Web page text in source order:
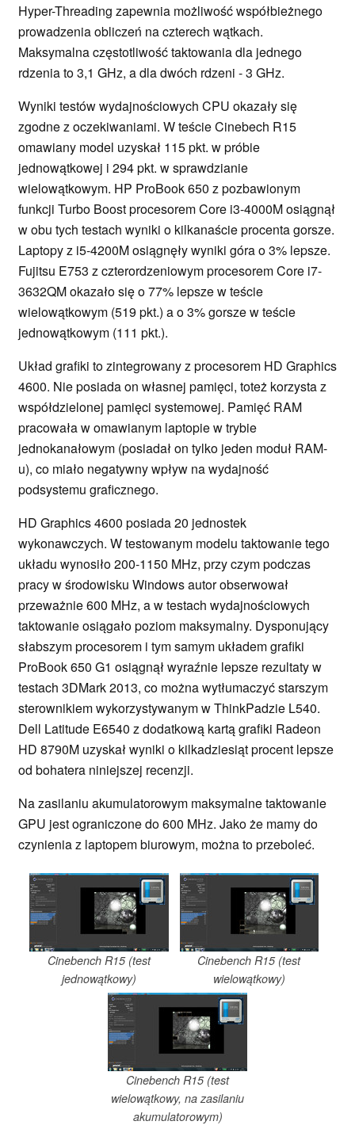
Hyper-Threading zapewnia możliwość współbieżnego
prowadzenia obliczeń na czterech wątkach.
Maksymalna częstotliwość taktowania dla jednego
rdzenia to 3,1 GHz, a dla dwóch rdzeni - 3 GHz.
Wyniki testów wydajnościowych CPU okazały się
zgodne z oczekiwaniami. W teście Cinebech R15
omawiany model uzyskał 115 pkt. w próbie
jednowątkowej i 294 pkt. w sprawdzianie
wielowątkowym. HP ProBook 650 z pozbawionym
funkcji Turbo Boost procesorem Core i3-4000M osiągnął
w obu tych testach wyniki o kilkanaście procenta gorsze.
Laptopy z i5-4200M osiągnęły wyniki góra o 3% lepsze.
Fujitsu E753 z czterordzeniowym procesorem Core i7-
3632QM okazało się o 77% lepsze w teście
wielowątkowym (519 pkt.) a o 3% gorsze w teście
jednowątkowym (111 pkt.).
Układ grafiki to zintegrowany z procesorem HD Graphics
4600. Nie posiada on własnej pamięci, toteż korzysta z
współdzielonej pamięci systemowej. Pamięć RAM
pracowała w omawianym laptopie w trybie
jednokanałowym (posiadał on tylko jeden moduł RAM-
u), co miało negatywny wpływ na wydajność
podsystemu graficznego.
HD Graphics 4600 posiada 20 jednostek
wykonawczych. W testowanym modelu taktowanie tego
układu wynosiło 200-1150 MHz, przy czym podczas
pracy w środowisku Windows autor obserwował
przeważnie 600 MHz, a w testach wydajnościowych
taktowanie osiągało poziom maksymalny. Dysponujący
słabszym procesorem i tym samym układem grafiki
ProBook 650 G1 osiągnął wyraźnie lepsze rezultaty w
testach 3DMark 2013, co można wytłumaczyć starszym
sterownikiem wykorzystywanym w ThinkPadzie L540.
Dell Latitude E6540 z dodatkową kartą grafiki Radeon
HD 8790M uzyskał wyniki o kilkadziesiąt procent lepsze
od bohatera niniejszej recenzji.
Na zasilaniu akumulatorowym maksymalne taktowanie
GPU jest ograniczone do 600 MHz. Jako że mamy do
czynienia z laptopem biurowym, można to przeboleć.
Cinebench R15 (test
jednowątkowy)
Cinebench R15 (test
wielowątkowy)
Cinebench R15 (test
wielowątkowy, na zasilaniu
akumulatorowym)